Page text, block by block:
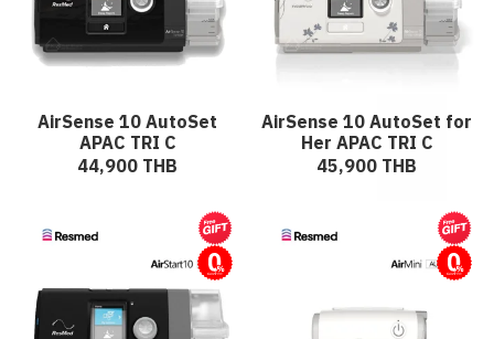
AirSense 10 AutoSet
APAC TRI C
44,900 THB
AirSense 10 AutoSet for
Her APAC TRI C
45,900 THB
ผ่อนชำระ ผ่อนชำระ